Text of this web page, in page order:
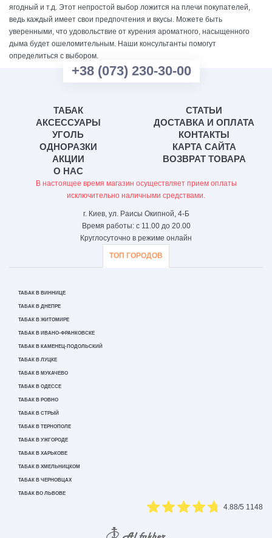
ягодный и т.д. Этот непростой выбор ложится на плечи покупателей,
ведь каждый имеет свои предпочтения и вкусы. Можете быть
уверенными, что удовольствие от курения ароматного, насыщенного
дыма будет ошеломительным. Наши консультанты помогут
определиться с выбором.
+38 (073) 230-30-00
ТАБАК
АКСЕССУАРЫ
УГОЛЬ
ОДНОРАЗКИ
АКЦИИ
О НАС
СТАТЬИ
ДОСТАВКА И ОПЛАТА
КОНТАКТЫ
КАРТА САЙТА
ВОЗВРАТ ТОВАРА
В настоящее время магазин осуществляет прием оплаты
исключительно наличными средствами.
г. Киев, ул. Раисы Окипной, 4-Б
Время работы: с 11.00 до 20.00
Круглосуточно в режиме онлайн
ТОП ГОРОДОВ
ТАБАК В ВИННИЦЕ
ТАБАК В ДНЕПРЕ
ТАБАК В ЖИТОМИРЕ
ТАБАК В ИВАНО-ФРАНКОВСКЕ
ТАБАК В КАМЕНЕЦ-ПОДОЛЬСКИЙ
ТАБАК В ЛУЦКЕ
ТАБАК В МУКАЧЕВО
ТАБАК В ОДЕССЕ
ТАБАК В РОВНО
ТАБАК В СТРЫЙ
ТАБАК В ТЕРНОПОЛЕ
ТАБАК В УЖГОРОДЕ
ТАБАК В ХАРЬКОВЕ
ТАБАК В ХМЕЛЬНИЦКОМ
ТАБАК В ЧЕРНОВЦАХ
ТАБАК ВО ЛЬВОВЕ
4.88/5 1148